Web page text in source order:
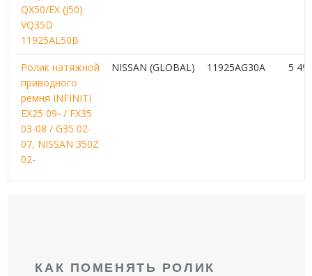
QX50/EX (J50)
VQ35D
11925AL50B
Ролик натяжной
приводного
ремня INFINITI
EX25 09- / FX35
03-08 / G35 02-
07, NISSAN 350Z
02-
NISSAN (GLOBAL) 11925AG30A 5
КАК ПОМЕНЯТЬ РОЛИК